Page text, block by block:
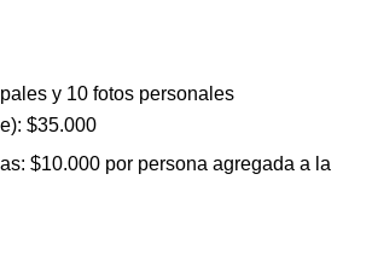
y 10 fotos personales
$35.000
$10.000 por persona agregada a la